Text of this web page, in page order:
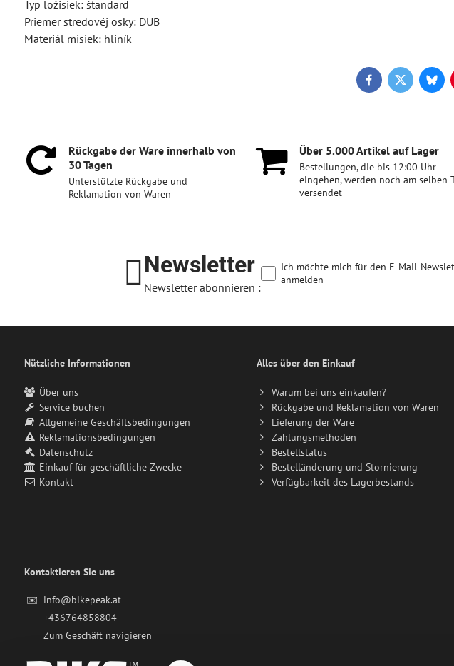
Typ ložisiek: štandard
Priemer stredovéj osky: DUB
Materiál misiek: hliník
FacebookTwitter
Rückgabe der Ware innerhalb von
30 Tagen
Unterstützte Rückgabe und
Reklamation von Waren
Über 5​.000 Artikel auf Lager
Bestellungen, die bis 12:00 Uhr
eingehen, werden noch am selben
versendet
Newsletter
Newsletter abonnieren :
Ich möchte mich für den E-Mail-
anmelden
Nützliche Informationen
Über uns
Service buchen
Allgemeine Geschäftsbedingungen
Reklamationsbedingungen
Datenschutz
Einkauf für geschäftliche Zwecke
Kontakt
Alles über den Einkauf
Warum bei uns einkaufen?
Rückgabe und Reklamation von Waren
Lieferung der Ware
Zahlungsmethoden
Bestellstatus
Bestelländerung und Stornierung
Verfügbarkeit des Lagerbestands
Kontaktieren Sie uns
✉️ info@bikepeak.at
+436764858804
Zum Geschäft navigieren